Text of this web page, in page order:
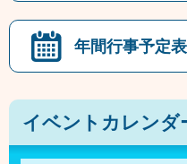
年間行事予定表
イベントカレンダ